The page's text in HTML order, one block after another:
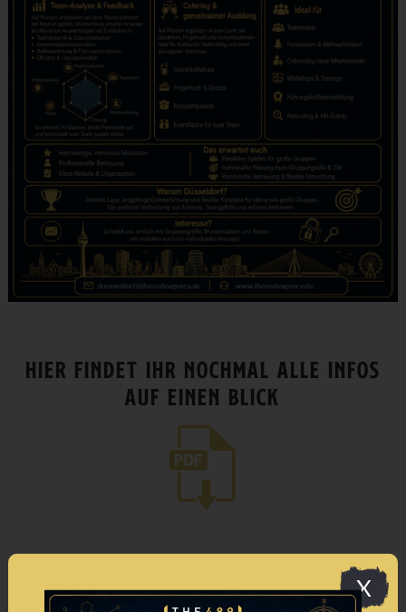
HIER FINDET IHR NOCHMAL ALLE INFOS
AUF EINEN BLICK
IHR HABT NOCH FRAGEN? X